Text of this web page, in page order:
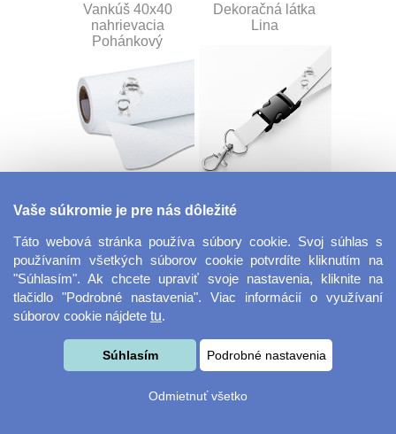
Vankúš 40x40
nahrievacia
Pohánkový
Dekoračná látka
Lina
Miranda
fotografie
Vaše súkromie je pre nás dôležité
Táto webová stránka používa súbory cookie. Svoj súhlas s
používaním všetkých súborov cookie potvrdíte kliknutím na
"Súhlasím". Ak chcete upraviť svoje nastavenia, kliknite na
tlačidlo "Podrobné nastavenia". Viac informácií o využívaní
súborov cookie nájdete tu.
Súhlasím Podrobné nastavenia
Odmietnuť všetko